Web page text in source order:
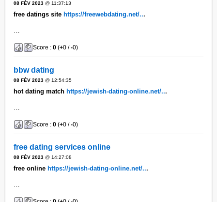
08 FÉV 2023 @ 11:37:13
free datings site https://freewebdating.net/...
Score :0 (+0 /-0)
bbw dating
08 FÉV 2023 @ 12:54:35
hot dating match https://jewish-dating-online.net/...
Score :0 (+0 /-0)
free dating services online
08 FÉV 2023 @ 14:27:08
free online https://jewish-dating-online.net/...